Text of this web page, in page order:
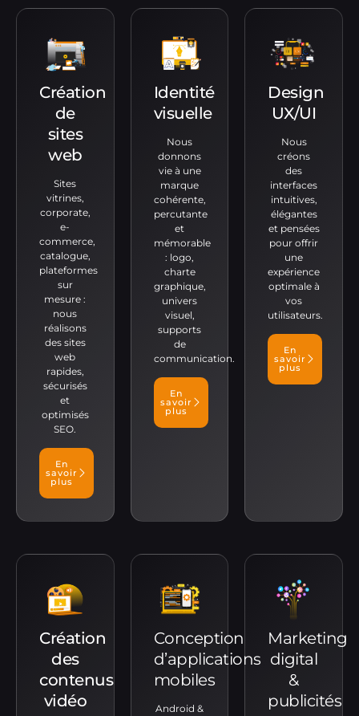
Création
de
sites
web
Sites
vitrines,
corporate,
e-
commerce,
catalogue,
plateformes
sur
mesure :
nous
réalisons
des sites
web
rapides,
sécurisés
et
optimisés
SEO.
En
savoir
plus
Identité
visuelle
Nous
donnons
vie à une
marque
cohérente,
percutante
et
mémorable
: logo,
charte
graphique,
univers
visuel,
supports
de
communication.
En
savoir
plus
Design
UX/UI
Nous
créons
des
interfaces
intuitives,
élégantes
et pensées
pour offrir
une
expérience
optimale à
vos
utilisateurs.
En
savoir
plus
Création
des
contenus
vidéo
Conception
d’applications
mobiles
Android &
Marketing
digital
&
publicités